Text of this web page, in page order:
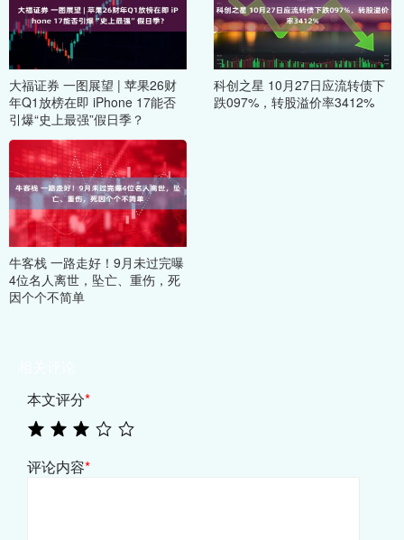
大福证券 一图展望 | 苹果26财
年Q1放榜在即 iPhone 17能否
引爆“史上最强”假日季？
科创之星 10月27日应流转债下
跌097%，转股溢价率3412%
牛客栈 一路走好！9月未过完曝
4位名人离世，坠亡、重伤，死
因个个不简单
本文评分*
评论内容*